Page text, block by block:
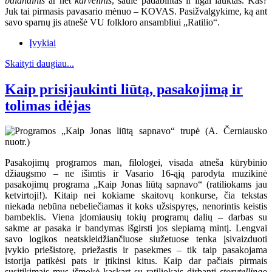
Juk tai pirmasis pavasario mėnuo – KOVAS. Pasižvalgykime, ką ant
savo sparnų jis atnešė VU folkloro ansambliui „Ratilio“.
Įvykiai
Skaityti daugiau...
Kaip prisijaukinti liūtą, pasakojimą ir
tolimas idėjas
Pasakojimų programos man, filologei, visada atneša kūrybinio
džiaugsmo – ne išimtis ir Vasario 16-ąją parodyta muzikinė
pasakojimų programa „Kaip Jonas liūtą sapnavo“ (ratiliokams jau
ketvirtoji!). Kitaip nei kokiame skaitovų konkurse, čia tekstas
niekada nebūna nebeliečiamas it koks užsispyręs, nenorintis keistis
bambeklis. Viena įdomiausių tokių programų dalių – darbas su
sakme ar pasaka ir bandymas išgirsti jos slepiamą mintį. Lengvai
savo logikos neatskleidžiančiuose siužetuose tenka įsivaizduoti
įvykio priešistorę, priežastis ir pasekmes – tik taip pasakojama
istorija patikėsi pats ir įtikinsi kitus. Kaip dar pačiais pirmais